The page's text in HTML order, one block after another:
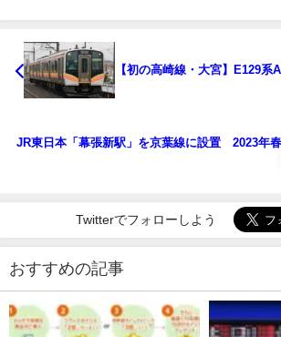
【初の高崎線・大宮】E129系
JR東日本「幕張新駅」を京葉線に設置 2023年
Twitterでフォローしよう
おすすめの記事